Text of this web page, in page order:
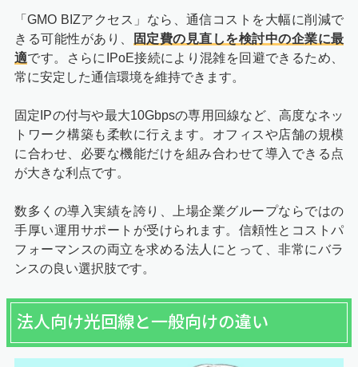
「GMO BIZアクセス」なら、通信コストを大幅に削減で
きる可能性があり、
固定費の見直しを検討中の企業に最
適です。さらにIPoE接続により混雑を回避できるため、
常に安定した通信環境を維持できます。
固定IPの付与や最大10Gbpsの専用回線など、高度なネッ
トワーク構築も柔軟に行えます。オフィスや店舗の規模
に合わせ、必要な機能だけを組み合わせて導入できる点
が大きな利点です。
数多くの導入実績を誇り、上場企業グループならではの
手厚い運用サポートが受けられます。信頼性とコストパ
フォーマンスの両立を求める法人にとって、非常にバラ
ンスの良い選択肢です。
法人向け光回線と一般向けの違い